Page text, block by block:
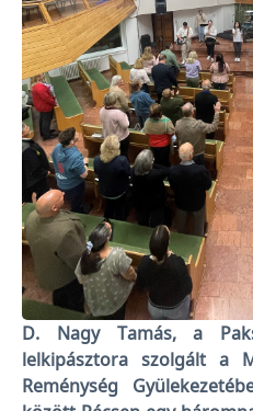
D. Nagy Tamás, a
lelkipásztora szolgált a
Reménység